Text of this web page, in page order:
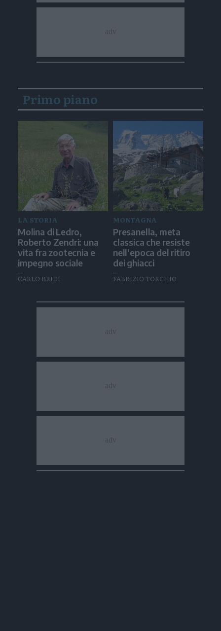
Primo piano
LA STORIA
Molina di Ledro,
Roberto Zendri: una
vita fra zootecnia e
impegno sociale
CARLO BRIDI
MONTAGNA
Presanella, meta
classica che resiste
nell'epoca del ritiro
dei ghiacci
FABRIZIO TORCHIO